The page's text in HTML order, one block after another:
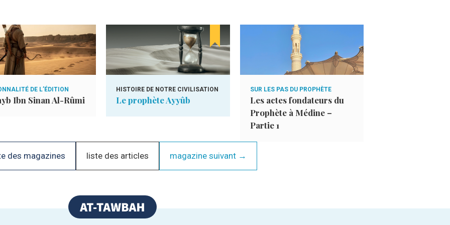
DE L’ÉDITION
Ibn Sinan Al-Rûmi
HISTOIRE DE NOTRE CIVILISATION
Le prophète Ayyûb
SUR LES PAS DU PROPHÈTE
Les actes fondateurs du
Prophète à Médine –
Partie 1
des magazines liste des articles magazine suivant →